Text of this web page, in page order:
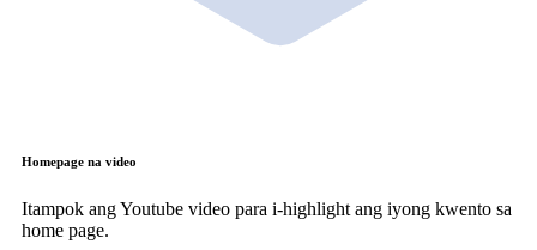
Homepage na video
Itampok ang Youtube video para i-highlight ang iyong kwento sa
home page.